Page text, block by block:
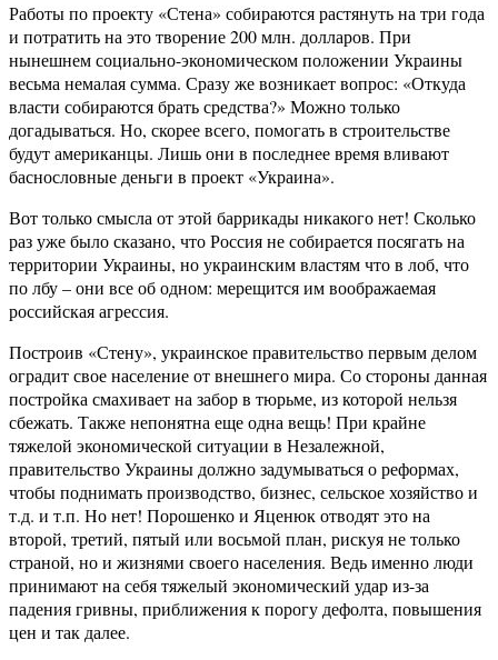
Работы по проекту «Стена» собираются растянуть на три года
и потратить на это творение 200 млн. долларов. При
нынешнем социально-экономическом положении Украины
весьма немалая сумма. Сразу же возникает вопрос: «Откуда
власти собираются брать средства?» Можно только
догадываться. Но, скорее всего, помогать в строительстве
будут американцы. Лишь они в последнее время вливают
баснословные деньги в проект «Украина».
Вот только смысла от этой баррикады никакого нет! Сколько
раз уже было сказано, что Россия не собирается посягать на
территории Украины, но украинским властям что в лоб, что
по лбу – они все об одном: мерещится им воображаемая
российская агрессия.
Построив «Стену», украинское правительство первым делом
оградит свое население от внешнего мира. Со стороны данная
постройка смахивает на забор в тюрьме, из которой нельзя
сбежать. Также непонятна еще одна вещь! При крайне
тяжелой экономической ситуации в Незалежной,
правительство Украины должно задумываться о реформах,
чтобы поднимать производство, бизнес, сельское хозяйство и
т.д. и т.п. Но нет! Порошенко и Яценюк отводят это на
второй, третий, пятый или восьмой план, рискуя не только
страной, но и жизнями своего населения. Ведь именно люди
принимают на себя тяжелый экономический удар из-за
падения гривны, приближения к порогу дефолта, повышения
цен и так далее.